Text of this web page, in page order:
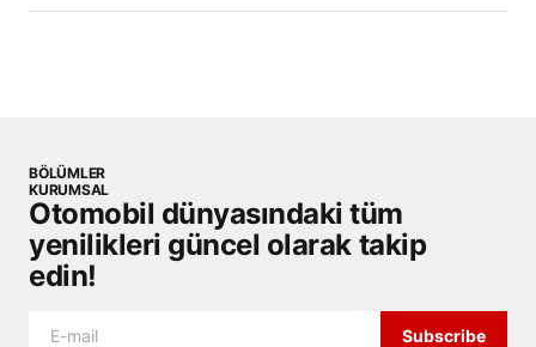
BÖLÜMLER
KURUMSAL
Otomobil dünyasındaki tüm
yenilikleri güncel olarak takip
edin!
Subscribe